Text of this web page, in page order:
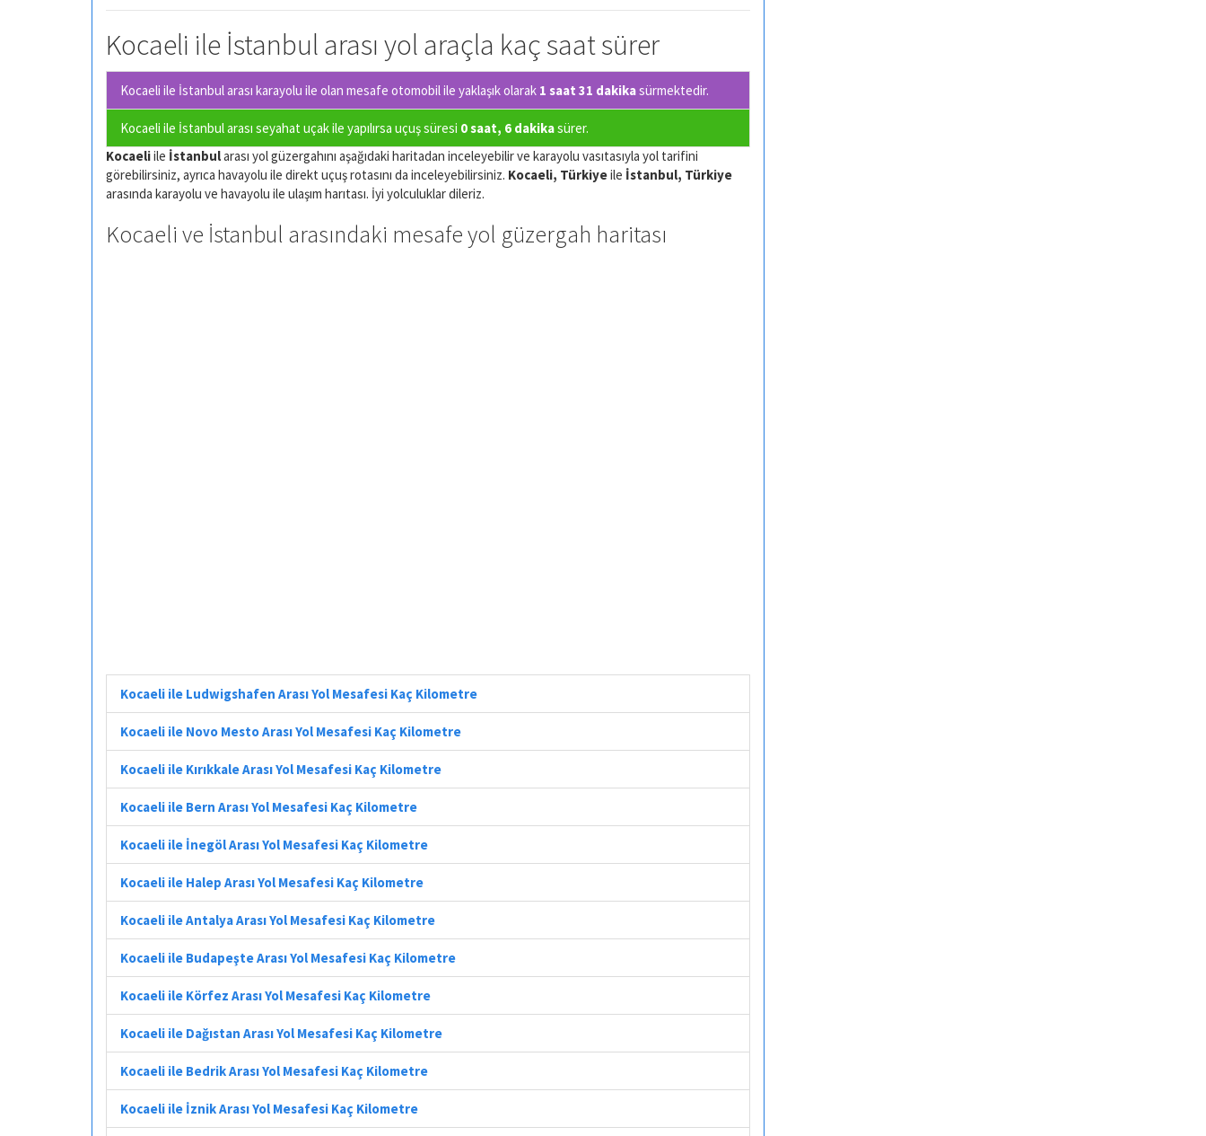
Kocaeli ile İstanbul arası yol araçla kaç saat sürer
Kocaeli ile İstanbul arası karayolu ile olan mesafe otomobil ile yaklaşık olarak 1 saat 31 dakikasürmektedir.
Kocaeli ile İstanbul arası seyahat uçak ile yapılırsa uçuş süresi 0 saat, 6 dakikasürer.
Kocaeliile İstanbularası yol güzergahını aşağıdaki haritadan inceleyebilir ve karayolu vasıtasıyla yol tarifini
görebilirsiniz, ayrıca havayolu ile direkt uçuş rotasını da inceleyebilirsiniz. Kocaeli, Türkiyeile İstanbul, Türkiye
arasında karayolu ve havayolu ile ulaşım harıtası. İyi yolculuklar dileriz.
Kocaeli ve İstanbul arasındaki mesafe yol güzergah haritası
Kocaeli ile Ludwigshafen Arası Yol Mesafesi Kaç Kilometre
Kocaeli ile Novo Mesto Arası Yol Mesafesi Kaç Kilometre
Kocaeli ile Kırıkkale Arası Yol Mesafesi Kaç Kilometre
Kocaeli ile Bern Arası Yol Mesafesi Kaç Kilometre
Kocaeli ile İnegöl Arası Yol Mesafesi Kaç Kilometre
Kocaeli ile Halep Arası Yol Mesafesi Kaç Kilometre
Kocaeli ile Antalya Arası Yol Mesafesi Kaç Kilometre
Kocaeli ile Budapeşte Arası Yol Mesafesi Kaç Kilometre
Kocaeli ile Körfez Arası Yol Mesafesi Kaç Kilometre
Kocaeli ile Dağıstan Arası Yol Mesafesi Kaç Kilometre
Kocaeli ile Bedrik Arası Yol Mesafesi Kaç Kilometre
Kocaeli ile İznik Arası Yol Mesafesi Kaç Kilometre